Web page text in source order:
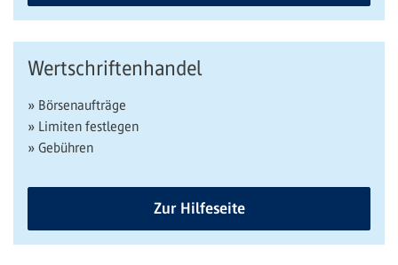
Wertschriftenhandel
» Börsenaufträge
» Limiten festlegen
» Gebühren
Zur Hilfeseite